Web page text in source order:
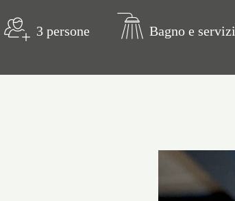
3 persone Bagno e servizi